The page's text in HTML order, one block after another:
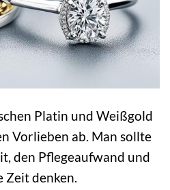
Platin und Weißgold
Vorlieben ab. Man sollte
den Pflegeaufwand und
Zeit denken.